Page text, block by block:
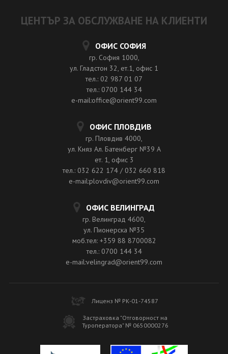
ЦЕНТЪР ЗА ОБСЛУЖВАНЕ НА КЛИЕНТИ
ОФИС СОФИЯ
гр. София 1000,
ул. Гладстон 32, ет.1, офис 1
тел.: 02 987 01 07
тел.: 0700 144 34
e-mail:office@orient99.com
ОФИС ПЛОВДИВ
гр. Пловдив 4000,
ул. Княз Ал. Батенберг №39 A
ет. 1, офис 3
тел.: 032 622 174 / 032 660 818
e-mail:plovdiv@orient99.com
ОФИС ВЕЛИНГРАД
гр. Велинград 4600,
ул. Пионерска №35
моб.тел: +359 88 8700082
тел.: 0700 144 34
e-mail:velingrad@orient99.com
Лиценз № РК-01-74587
Застраховка "Отговорност на
Туроператора" № 0650000276